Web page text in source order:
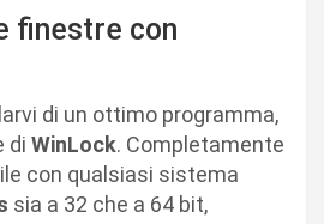
finestre con
di un ottimo programma,
di WinLock. Completamente
con qualsiasi sistema
sia a 32 che a 64 bit,